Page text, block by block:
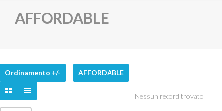
AFFORDABLE
Ordinamento +/- AFFORDABLE
Nessun record trovato